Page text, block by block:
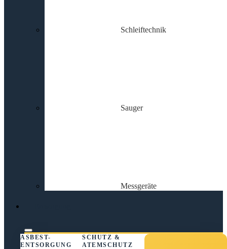
Schleiftechnik
Sauger
Messgeräte
ASBEST-
ENTSORGUNG
SCHUTZ &
ATEMSCHUTZ